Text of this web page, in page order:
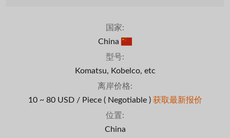
国家:
China
型号:
Komatsu, Kobelco, etc
离岸价格:
10 ~ 80 USD / Piece ( Negotiable ) 获取最新报价
位置:
China